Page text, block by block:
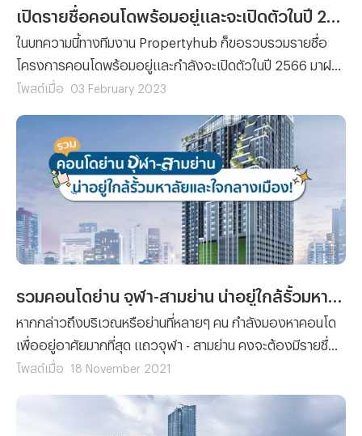
ในบทความนี้ทางทีมงาน Propertyhub ก็ขอรวบรวมรายชื่อ
โครงการคอนโดพร้อมอยู่และกำลังจะเปิดตัวในปี 2566 มาฝาก
ซึ่งเราต้องขอแอบกระซิบเลยว่าแต่ละโครงการเพียบพร้อมไป
การเดินทาง จนทำให้ได้รับความสนใจจากผู้คนทั่วไปและนักลงทุน
ตั้งแต่ยังไม่ได้เริ่มเปิดจอง
โพสต์เมื่อ 03 February 2023
หากกล่าวถึงบริเวณหรือย่านที่หลายๆ คน กำลังมองหาคอนโด
เพื่ออยู่อาศัยมากที่สุด แถวจุฬา - สามย่าน คงจะต้องมีรายชื่อ
ติดอันดับมาอย่างแน่นอน! เพราะฉะนั้นวันนี้ทีมงาน
จุฬา – สามย่าน” กัน ซึ่งจะมีรายชื่อของคอนโดไหนบ้าง เราไป
โพสต์เมื่อ 18 November 2021